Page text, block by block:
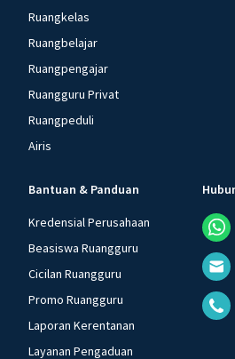
Ruangkelas
Ruangbelajar
Ruangpengajar
Ruangguru Privat
Ruangpeduli
Airis
Bantuan & Panduan
Kredensial Perusahaan
Beasiswa Ruangguru
Cicilan Ruangguru
Promo Ruangguru
Laporan Kerentanan
Layanan Pengaduan